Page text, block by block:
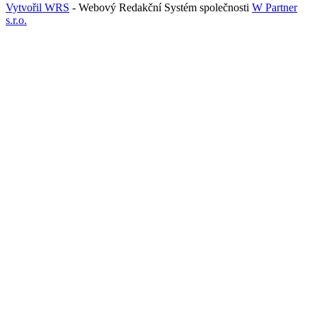
Vytvořil WRS - Webový Redakční Systém společnosti W Partner
s.r.o.